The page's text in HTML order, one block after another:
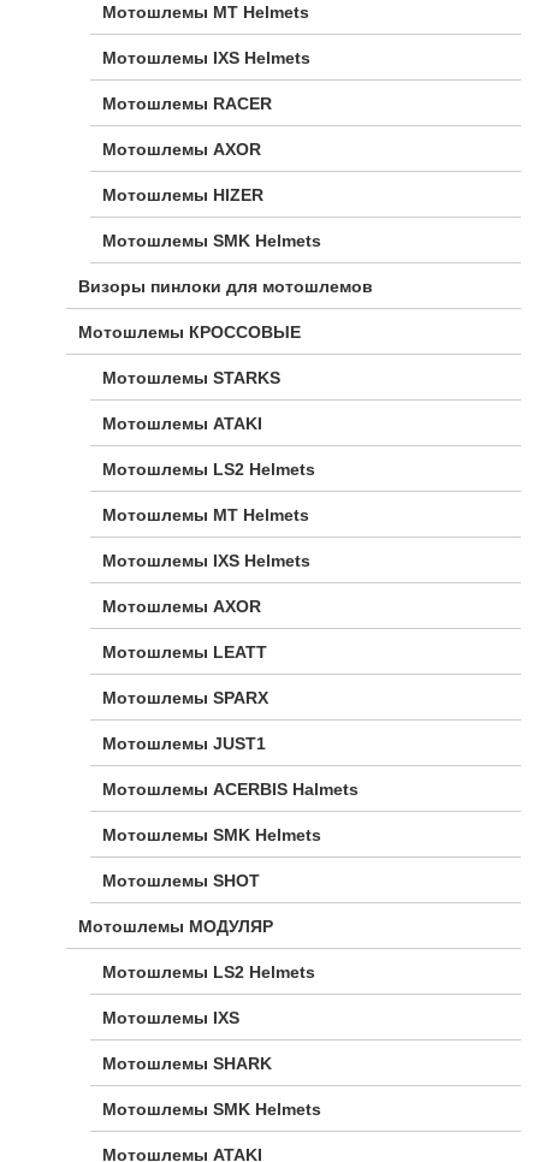
Мотошлемы MT Helmets
Мотошлемы IXS Helmets
Мотошлемы RACER
Мотошлемы AXOR
Мотошлемы HIZER
Мотошлемы SMK Helmets
Визоры пинлоки для мотошлемов
Мотошлемы КРОССОВЫЕ
Мотошлемы STARKS
Мотошлемы ATAKI
Мотошлемы LS2 Helmets
Мотошлемы MT Helmets
Мотошлемы IXS Helmets
Мотошлемы AXOR
Мотошлемы LEATT
Мотошлемы SPARX
Мотошлемы JUST1
Мотошлемы ACERBIS Halmets
Мотошлемы SMK Helmets
Мотошлемы SHOT
Мотошлемы МОДУЛЯР
Мотошлемы LS2 Helmets
Мотошлемы IXS
Мотошлемы SHARK
Мотошлемы SMK Helmets
Мотошлемы ATAKI